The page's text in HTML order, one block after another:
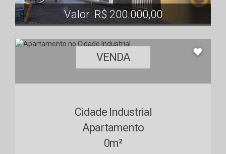
Valor: R$ 200.000,00
VENDA
Cidade Industrial
Apartamento
0m²